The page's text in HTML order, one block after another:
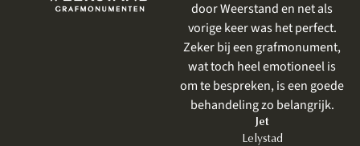
door Weerstand en net als
vorige keer was het perfect.
Zeker bij een grafmonument,
wat toch heel emotioneel is
om te bespreken, is een goede
behandeling zo belangrijk.
gelegenheid
kleur of
bekijken.